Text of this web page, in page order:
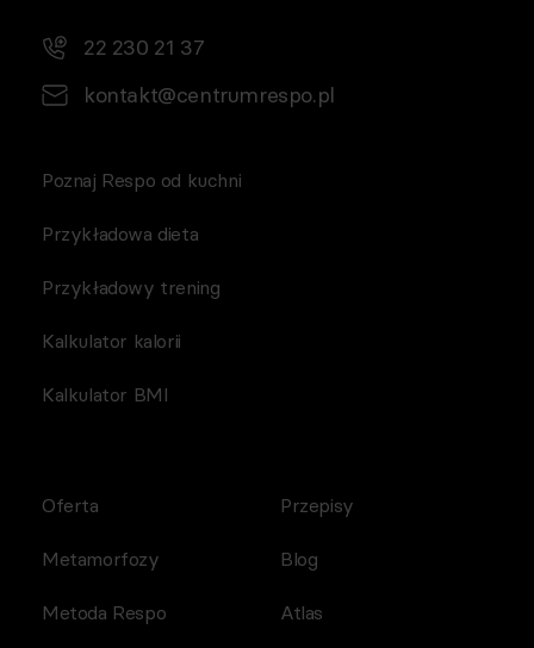
22 230 21 37
kontakt@centrumrespo.pl
Poznaj Respo od kuchni
Przykładowa dieta
Przykładowy trening
Kalkulator kalorii
Kalkulator BMI
Oferta
Metamorfozy
Metoda Respo
Przepisy
Blog
Atlas